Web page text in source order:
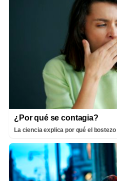
¿Por qué se contagia?
La ciencia explica por qué el